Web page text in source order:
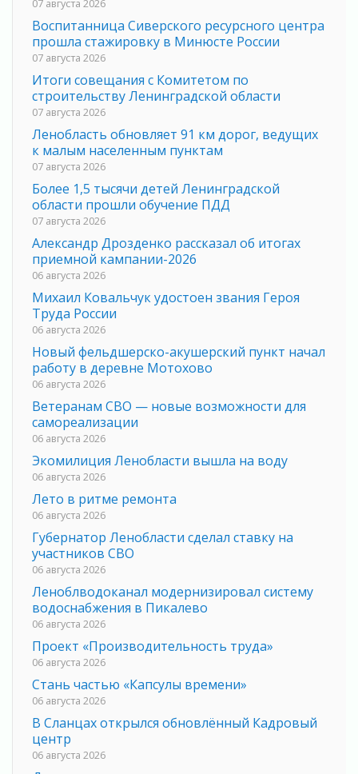
Воспитанница Сиверского ресурсного центра
прошла стажировку в Минюсте России
07 августа 2026
Итоги совещания с Комитетом по
строительству Ленинградской области
07 августа 2026
Ленобласть обновляет 91 км дорог, ведущих
к малым населенным пунктам
07 августа 2026
Более 1,5 тысячи детей Ленинградской
области прошли обучение ПДД
07 августа 2026
Александр Дрозденко рассказал об итогах
приемной кампании-2026
06 августа 2026
Михаил Ковальчук удостоен звания Героя
Труда России
06 августа 2026
Новый фельдшерско-акушерский пункт начал
работу в деревне Мотохово
06 августа 2026
Ветеранам СВО — новые возможности для
самореализации
06 августа 2026
Экомилиция Ленобласти вышла на воду
06 августа 2026
Лето в ритме ремонта
06 августа 2026
Губернатор Ленобласти сделал ставку на
участников СВО
06 августа 2026
Леноблводоканал модернизировал систему
водоснабжения в Пикалево
06 августа 2026
Проект «Производительность труда»
06 августа 2026
Стань частью «Капсулы времени»
06 августа 2026
В Сланцах открылся обновлённый Кадровый
центр
06 августа 2026